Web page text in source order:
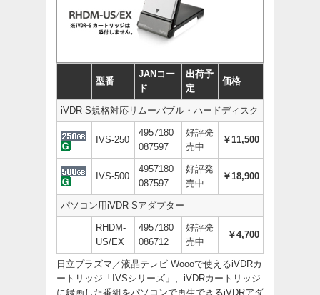
型番
JANコー
ド
出荷予
定
価格
iVDR-S規格対応リムーバブル・ハードディスク
IVS-250
4957180
087597
好評発
売中
￥11,500
IVS-500
4957180
087597
好評発
売中
￥18,900
パソコン用iVDR-Sアダプター
RHDM-
US/EX
4957180
086712
好評発
売中
￥4,700
日立プラズマ／液晶テレビ Woooで使えるiVDRカ
ートリッジ「IVSシリーズ」、iVDRカートリッジ
に録画した番組をパソコンで再生できるiVDRアダ